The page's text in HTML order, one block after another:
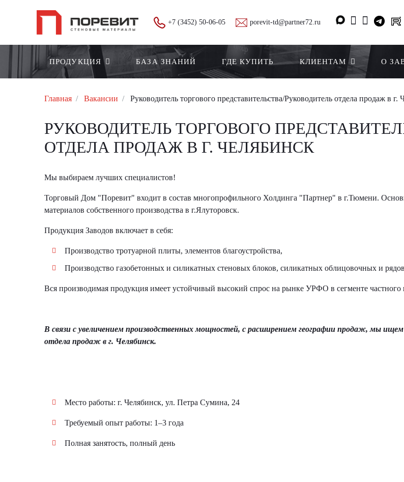
+7 (3452) 50-06-05 porevit-td@partner72.ru
ПРОДУКЦИЯ БАЗА ЗНАНИЙ ГДЕ КУПИТЬ КЛИЕНТАМ О
Главная Вакансии Руководитель торгового представительства/Руководитель отдела продаж в г.
РУКОВОДИТЕЛЬ ТОРГОВОГО
ОТДЕЛА ПРОДАЖ В Г. ЧЕЛЯБИНСК
Мы выбираем лучших специалистов!
Торговый Дом "Поревит" входит в состав многопрофильного Холдинга "Партнер" в г.Тюмени.
материалов собственного производства в г.Ялуторовск.
Продукция Заводов включает в себя:
Производство тротуарной плиты, элементов благоустройства,
Производство газобетонных и силикатных стеновых блоков, силикатных облицовочных и
Вся производимая продукция имеет устойчивый высокий спрос на рынке УРФО в сегменте частного
В связи с увеличением производственных мощностей, с расширением географии продаж, мы
отдела продаж в г. Челябинск.
Место работы: г. Челябинск, ул. Петра Сумина, 24
Требуемый опыт работы: 1–3 года
Полная занятость, полный день